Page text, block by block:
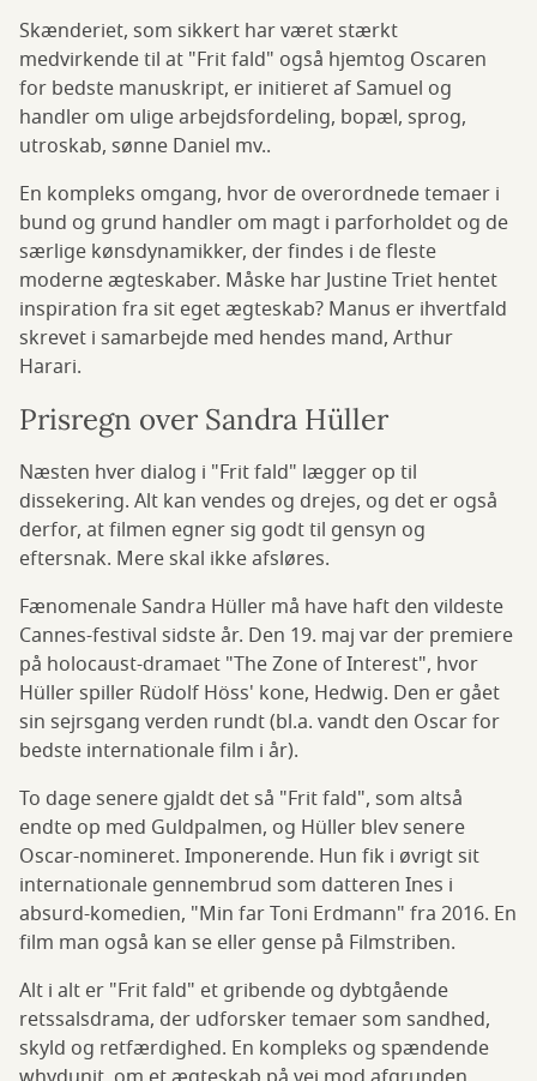
Skænderiet, som sikkert har været stærkt
medvirkende til at "Frit fald" også hjemtog Oscaren
for bedste manuskript, er initieret af Samuel og
handler om ulige arbejdsfordeling, bopæl, sprog,
utroskab, sønne Daniel mv..
En kompleks omgang, hvor de overordnede temaer i
bund og grund handler om magt i parforholdet og de
særlige kønsdynamikker, der findes i de fleste
moderne ægteskaber. Måske har Justine Triet hentet
inspiration fra sit eget ægteskab? Manus er ihvertfald
skrevet i samarbejde med hendes mand, Arthur
Harari.
Prisregn over Sandra Hüller
Næsten hver dialog i "Frit fald" lægger op til
dissekering. Alt kan vendes og drejes, og det er også
derfor, at filmen egner sig godt til gensyn og
eftersnak. Mere skal ikke afsløres.
Fænomenale Sandra Hüller må have haft den vildeste
Cannes-festival sidste år. Den 19. maj var der premiere
på holocaust-dramaet "The Zone of Interest", hvor
Hüller spiller Rüdolf Höss' kone, Hedwig. Den er gået
sin sejrsgang verden rundt (bl.a. vandt den Oscar for
bedste internationale film i år).
To dage senere gjaldt det så "Frit fald", som altså
endte op med Guldpalmen, og Hüller blev senere
Oscar-nomineret. Imponerende. Hun fik i øvrigt sit
internationale gennembrud som datteren Ines i
absurd-komedien, "Min far Toni Erdmann" fra 2016. En
film man også kan se eller gense på Filmstriben.
Alt i alt er "Frit fald" et gribende og dybtgående
retssalsdrama, der udforsker temaer som sandhed,
skyld og retfærdighed. En kompleks og spændende